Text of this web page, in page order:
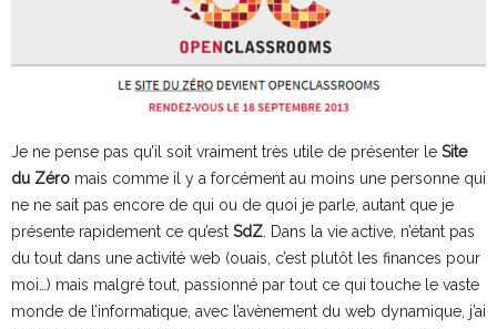
Je ne pense pas qu’il soit vraiment très utile de présenter le Site
du Zéro mais comme il y a forcément au moins une personne qui
ne ne sait pas encore de qui ou de quoi je parle, autant que je
présente rapidement ce qu’est SdZ . Dans la vie active, n’étant pas
du tout dans une activité web (ouais, c’est plutôt les finances pour
moi…) mais malgré tout, passionné par tout ce qui touche le vaste
monde de l’informatique, avec l’avènement du web dynamique, j’ai